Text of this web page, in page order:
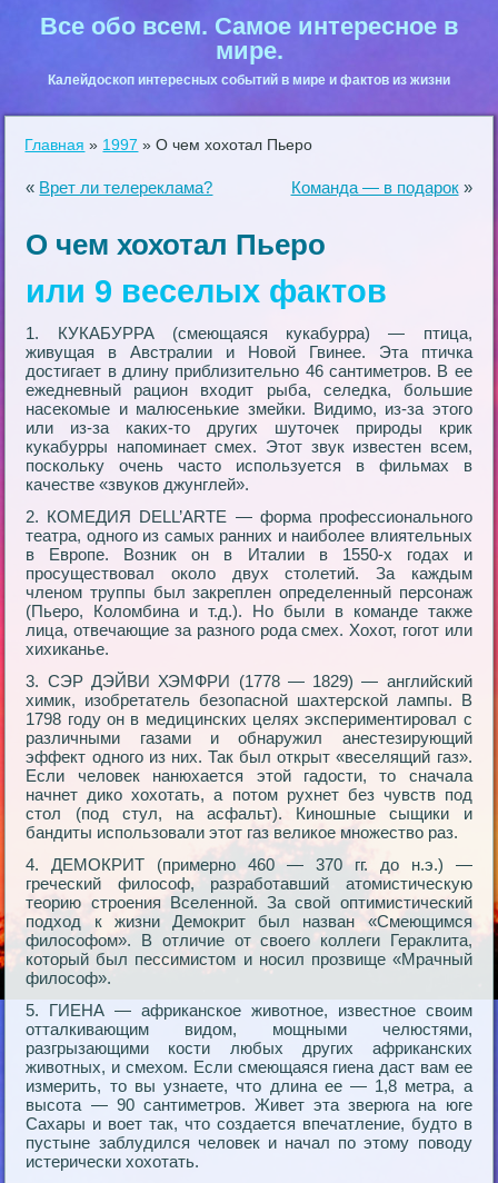
Все обо всем. Самое интересное в
мире.
Калейдоскоп интересных событий в мире и фактов из жизни
Главная » 1997 »О чем хохотал Пьеро
« Врет ли телереклама? Команда — в подарок»
О чем хохотал Пьеро
или 9 веселых фактов
1. КУКАБУРРА (смеющаяся кукабурра) — птица,
живущая в Австралии и Новой Гвинее. Эта птичка
достигает в длину приблизительно 46 сантиметров. В ее
ежедневный рацион входит рыба, селедка, большие
насекомые и малюсенькие змейки. Видимо, из-за этого
или из-за каких-то других шуточек природы крик
кукабурры напоминает смех. Этот звук известен всем,
поскольку очень часто используется в фильмах в
качестве «звуков джунглей».
2. КОМЕДИЯ DELL’ARTE — форма профессионального
театра, одного из самых ранних и наиболее влиятельных
в Европе. Возник он в Италии в 1550-х годах и
просуществовал около двух столетий. За каждым
членом труппы был закреплен определенный персонаж
(Пьеро, Коломбина и т.д.). Но были в команде также
лица, отвечающие за разного рода смех. Хохот, гогот или
хихиканье.
3. СЭР ДЭЙВИ ХЭМФРИ (1778 — 1829) — английский
химик, изобретатель безопасной шахтерской лампы. В
1798 году он в медицинских целях экспериментировал с
различными газами и обнаружил анестезирующий
эффект одного из них. Так был открыт «веселящий газ».
Если человек нанюхается этой гадости, то сначала
начнет дико хохотать, а потом рухнет без чувств под
стол (под стул, на асфальт). Киношные сыщики и
бандиты использовали этот газ великое множество раз.
4. ДЕМОКРИТ (примерно 460 — 370 гг. до н.э.) —
греческий философ, разработавший атомистическую
теорию строения Вселенной. За свой оптимистический
подход к жизни Демокрит был назван «Смеющимся
философом». В отличие от своего коллеги Гераклита,
который был пессимистом и носил прозвище «Мрачный
философ».
5. ГИЕНА — африканское животное, известное своим
отталкивающим видом, мощными челюстями,
разгрызающими кости любых других африканских
животных, и смехом. Если смеющаяся гиена даст вам ее
измерить, то вы узнаете, что длина ее — 1,8 метра, а
высота — 90 сантиметров. Живет эта зверюга на юге
Сахары и воет так, что создается впечатление, будто в
пустыне заблудился человек и начал по этому поводу
истерически хохотать.